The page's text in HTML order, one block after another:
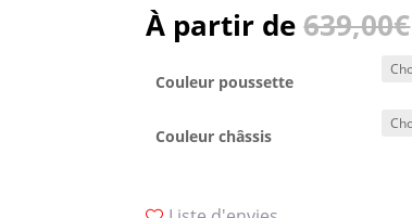
À partir de639,00€
Couleur poussette
Couleur châssis